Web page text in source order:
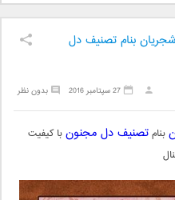
بنام تصنیف دل
بدون نظر 27 سپتامبر 2016
بنامتصنیف دل مجنونبا کیفیت